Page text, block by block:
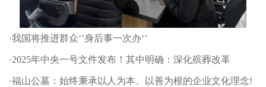
·我国将推进群众‘’身后事一次办‘’
·2025年中央一号文件发布！其中明确：深化殡葬改革
·福山公墓：始终秉承以人为本、以善为根的企业文化理念!